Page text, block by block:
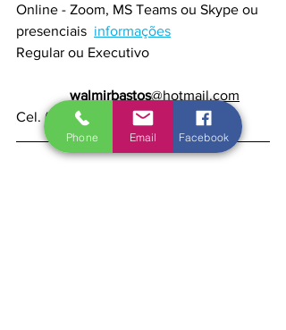
Online - Zoom, MS Teams ou Skype ou
presenciais informações
Regular ou Executivo
walmirbastos@hotmail.com
Cel. (19) 99104-0064
Phone Email Facebook